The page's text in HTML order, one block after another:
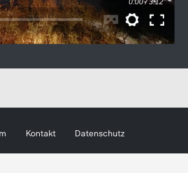
Kontakt Datenschutz